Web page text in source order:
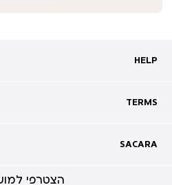
HELP
HELP
שאלות ותשובות
TERMS
TERMS
מדיניות פרטיות
SACARA
SACARA
הצטרפי